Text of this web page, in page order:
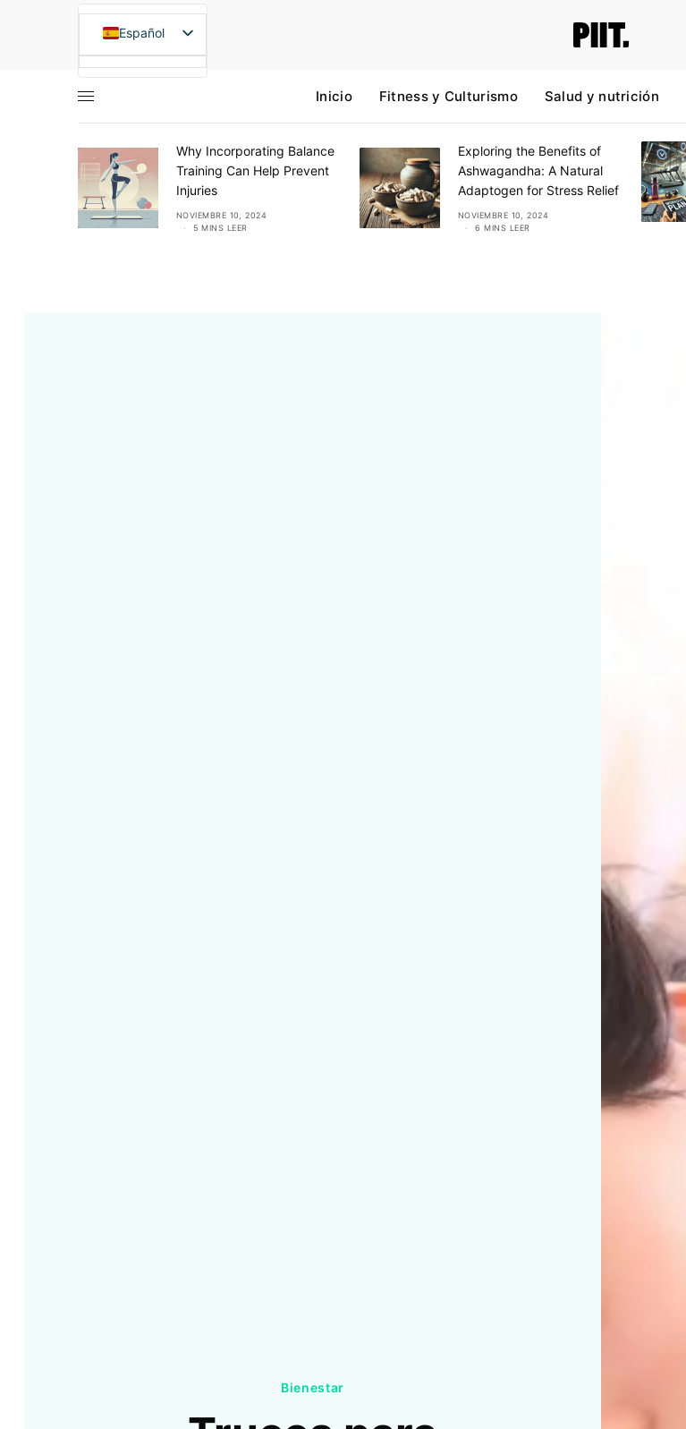
Español
English (UK)
Italiano
Română
Lietuvių kalba
Inicio Fitness y Culturismo Salud y nutrición
Why Incorporating Balance
Training Can Help Prevent
Injuries
NOVIEMBRE 10, 2024
5 MINS LEER
Exploring the Benefits of
Ashwagandha: A Natural
Adaptogen for Stress Relief
NOVIEMBRE 10, 2024
6 MINS LEER
Bienestar